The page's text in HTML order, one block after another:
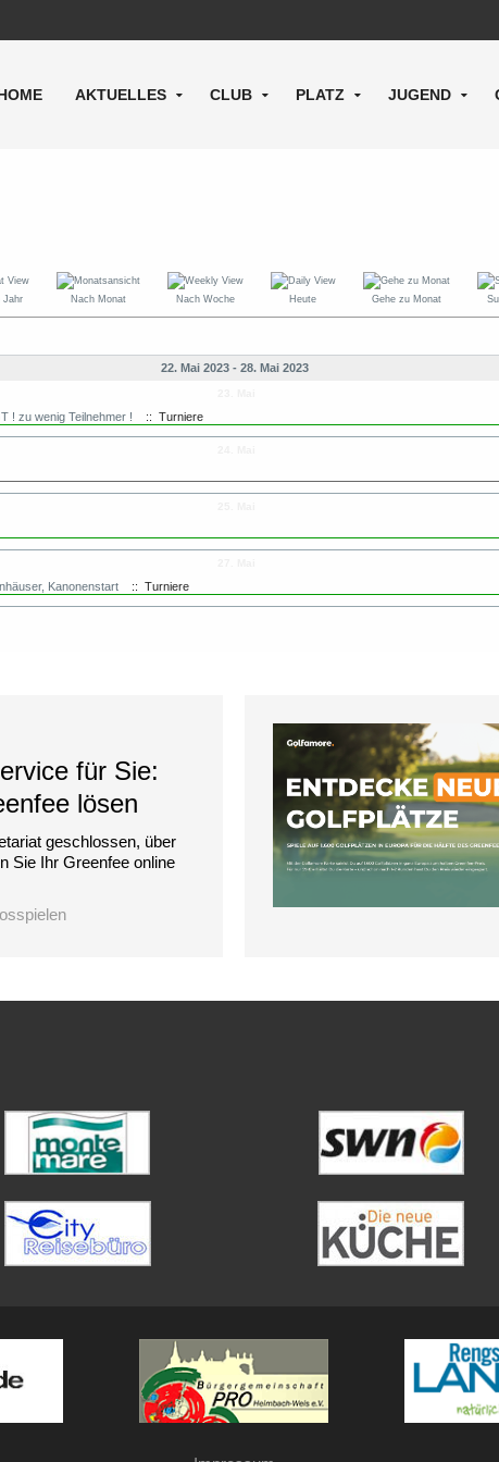
AKTUELLES CLUB PLATZ JUGEND
Jahr Nach Monat Nach Woche Heute Gehe zu Monat
22. Mai 2023 - 28. Mai 2023
! zu wenig Teilnehmer ! :: Turniere
Kanonenstart :: Turniere
für Sie:
lösen
geschlossen, über
Sie Ihr Greenfee online